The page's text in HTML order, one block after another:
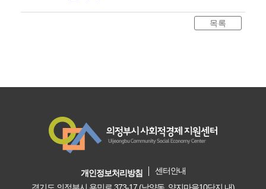
개인정보처리방침
센터안내